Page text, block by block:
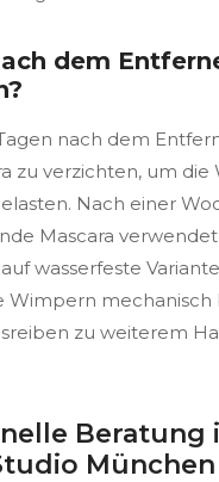
dem
nach dem
zu verzichten, um
Nach einer
Mascara
wasserfeste
Wimpern
zu weiterem
Beratung
München